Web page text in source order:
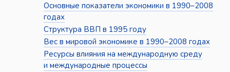
Основные показатели экономики в 1990–2008
годах
Структура ВВП в 1995 году
Вес в мировой экономике в 1990–2008 годах
Ресурсы влияния на международную среду
и международные процессы